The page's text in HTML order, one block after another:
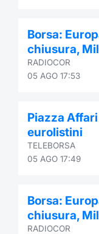
Borsa:
chiusura,
RADIOCOR
05 AGO 17:53
Piazza
eurolistini
TELEBORSA
05 AGO 17:49
Borsa:
chiusura,
RADIOCOR